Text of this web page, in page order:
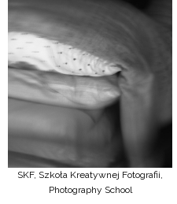
SKF, Szkoła Kreatywnej Fotografii,
Photography School